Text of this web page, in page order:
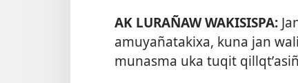
AK LURAÑAW WAKISISPA:
amuyañatakixa, kuna jan
munasma uka tuqit